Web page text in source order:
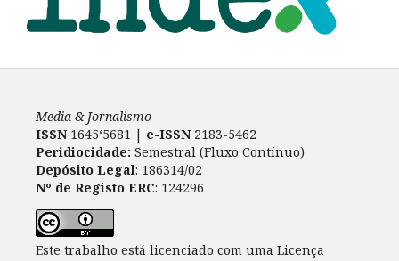
Media & Jornalismo
ISSN 1645‘5681 | e-ISSN2183-5462
Peridiocidade: Semestral (Fluxo Contínuo)
Depósito Legal: 186314/02
Nº de Registo ERC: 124296
Este trabalho está licenciado com uma Licença